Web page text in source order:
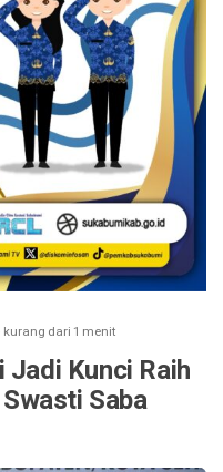
kurang dari 1 menit
Kunci Raih
Saba